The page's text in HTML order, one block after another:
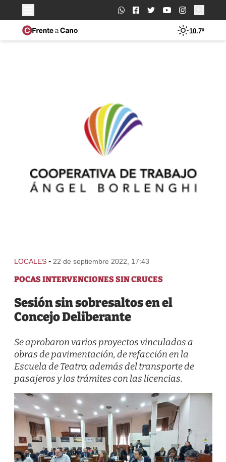
Buscar:
10.7º
LOCALES - 22 de septiembre 2022, 17:43
POCAS INTERVENCIONES SIN CRUCES
Sesión sin sobresaltos en el
Concejo Deliberante
Se aprobaron varios proyectos vinculados a
obras de pavimentación, de refacción en la
Escuela de Teatro; además del transporte de
pasajeros y los trámites con las licencias.